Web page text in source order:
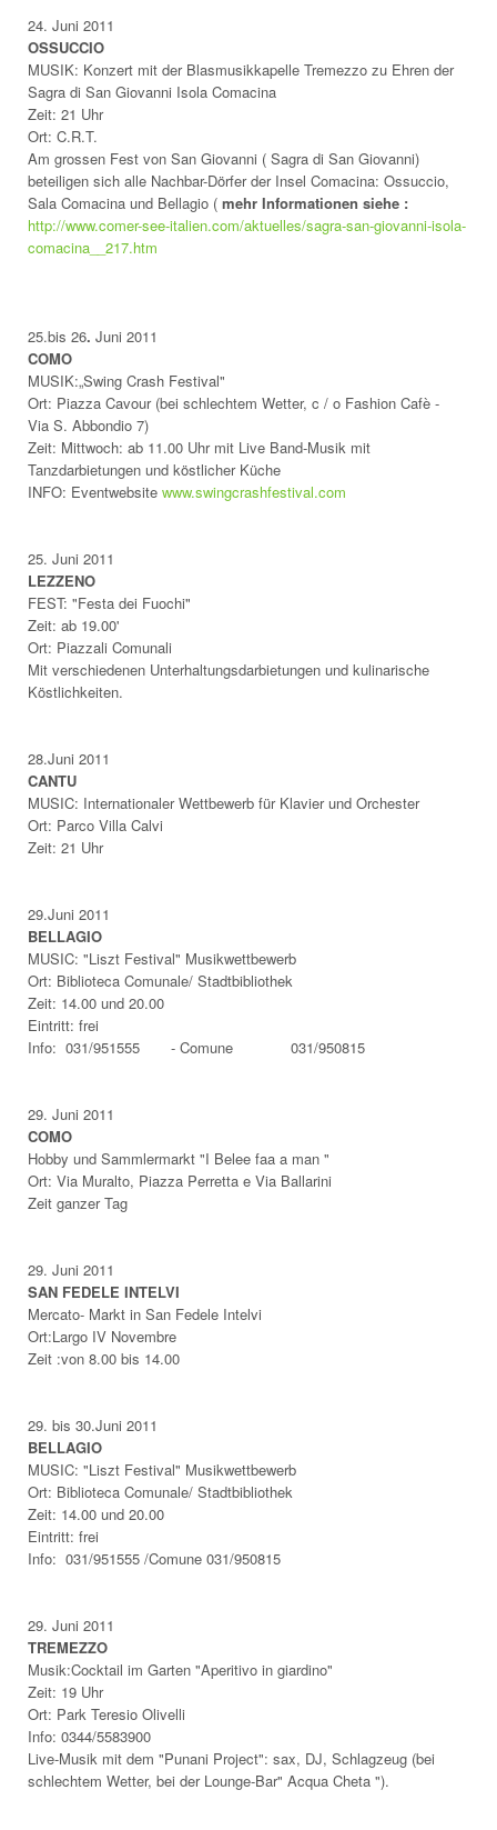
24. Juni 2011
OSSUCCIO
MUSIK: Konzert mit der Blasmusikkapelle Tremezzo zu Ehren der
Sagra di San Giovanni Isola Comacina
Zeit: 21 Uhr
Ort: C.R.T.
Am grossen Fest von San Giovanni ( Sagra di San Giovanni)
beteiligen sich alle Nachbar-Dörfer der Insel Comacina: Ossuccio,
Sala Comacina und Bellagio ( mehr Informationen siehe :
http://www.comer-see-italien.com/aktuelles/sagra-san-giovanni-isola-
comacina__217.htm
25.bis 26. Juni 2011
COMO
MUSIK:„Swing Crash Festival"
Ort: Piazza Cavour (bei schlechtem Wetter, c / o Fashion Cafè -
Via S. Abbondio 7)
Zeit: Mittwoch: ab 11.00 Uhr mit Live Band-Musik mit
Tanzdarbietungen und köstlicher Küche
INFO: Eventwebsite www.swingcrashfestival.com
25. Juni 2011
LEZZENO
FEST: "Festa dei Fuochi"
Zeit: ab 19.00'
Ort: Piazzali Comunali
Mit verschiedenen Unterhaltungsdarbietungen und kulinarische
Köstlichkeiten.
28.Juni 2011
CANTU
MUSIC: Internationaler Wettbewerb für Klavier und Orchester
Ort: Parco Villa Calvi
Zeit: 21 Uhr
29.Juni 2011
BELLAGIO
MUSIC: "Liszt Festival" Musikwettbewerb
Ort: Biblioteca Comunale/ Stadtbibliothek
Zeit: 14.00 und 20.00
Eintritt: frei
Info: 031/951555 - Comune 031/950815
29. Juni 2011
COMO
Hobby und Sammlermarkt "I Belee faa a man "
Ort: Via Muralto, Piazza Perretta e Via Ballarini
Zeit ganzer Tag
29. Juni 2011
SAN FEDELE INTELVI
Mercato- Markt in San Fedele Intelvi
Ort:Largo IV Novembre
Zeit :von 8.00 bis 14.00
29. bis 30.Juni 2011
BELLAGIO
MUSIC: "Liszt Festival" Musikwettbewerb
Ort: Biblioteca Comunale/ Stadtbibliothek
Zeit: 14.00 und 20.00
Eintritt: frei
Info: 031/951555 /Comune 031/950815
29. Juni 2011
TREMEZZO
Musik:Cocktail im Garten "Aperitivo in giardino"
Zeit: 19 Uhr
Ort: Park Teresio Olivelli
Info: 0344/5583900
Live-Musik mit dem "Punani Project": sax, DJ, Schlagzeug (bei
schlechtem Wetter, bei der Lounge-Bar" Acqua Cheta ").